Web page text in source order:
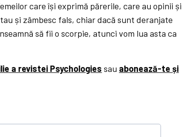
care își exprimă părerile, care au opinii și
și zâmbesc fals, chiar dacă sunt deranjate
să fii o scorpie, atunci vom lua asta ca
a revistei Psychologies sau abonează-te și